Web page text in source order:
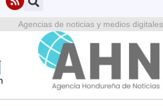
Agencias de noticias y medios digitales